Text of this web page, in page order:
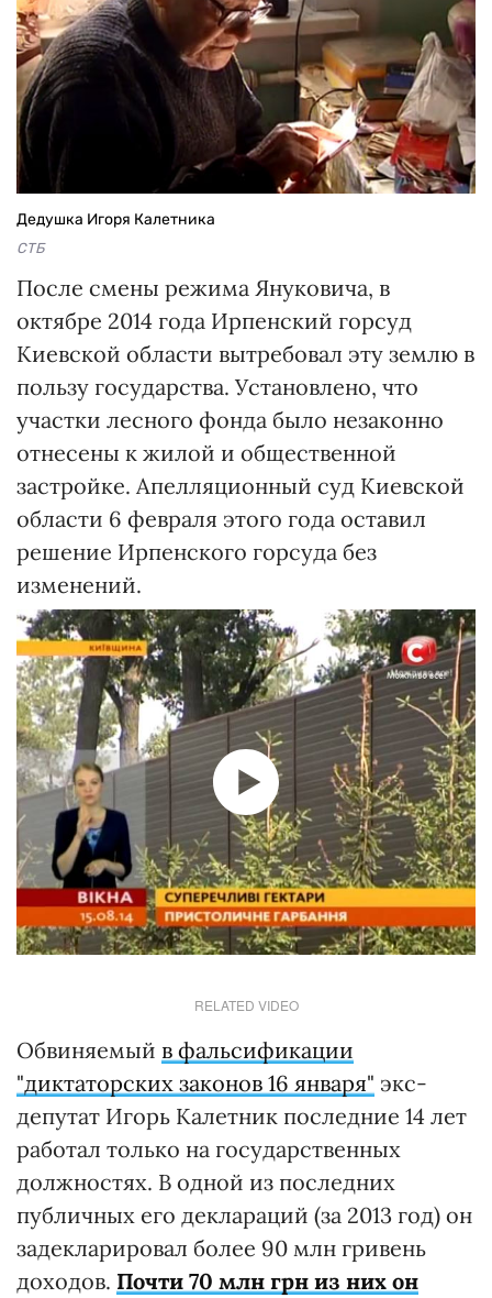
Дедушка Игоря Калетника
СТБ
После смены режима Януковича, в
октябре 2014 года Ирпенский горсуд
Киевской области вытребовал эту землю в
пользу государства. Установлено, что
участки лесного фонда было незаконно
отнесены к жилой и общественной
застройке. Апелляционный суд Киевской
области 6 февраля этого года оставил
решение Ирпенского горсуда без
изменений.
RELATED VIDEO
Обвиняемый в фальсификации
"диктаторских законов 16 января" экс-
депутат Игорь Калетник последние 14 лет
работал только на государственных
должностях. В одной из последних
публичных его деклараций (за 2013 год) он
задекларировал более 90 млн гривень
доходов. Почти 70 млн грн из них он